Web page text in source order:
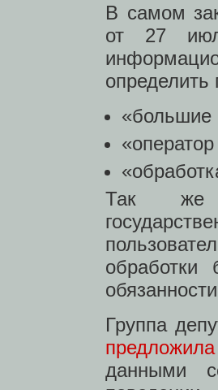
В самом
от 27
определить
«большие
Так же
обработки
Группа
предложила
данными